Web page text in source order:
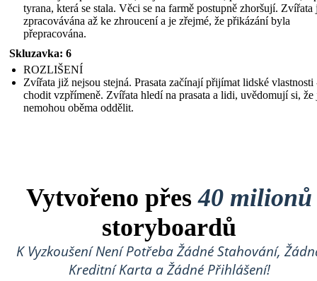
tyrana, která se stala. Věci se na farmě postupně zhoršují. Zvířata
zpracovávána až ke zhroucení a je zřejmé, že přikázání byla
přepracována.
Skluzavka: 6
ROZLIŠENÍ
Zvířata již nejsou stejná. Prasata začínají přijímat lidské vlastnosti
chodit vzpřímeně. Zvířata hledí na prasata a lidi, uvědomují si, že
nemohou oběma oddělit.
Vytvořeno přes40 milionů
storyboardů
K Vyzkoušení Není Potřeba Žádné Stahování,
Kreditní Karta a Žádné Přihlášení!